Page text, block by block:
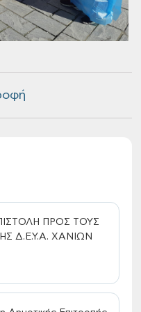
ΠΡΟΣ ΤΟΥΣ
Δ.Ε.Υ.Α. ΧΑΝΙΩΝ